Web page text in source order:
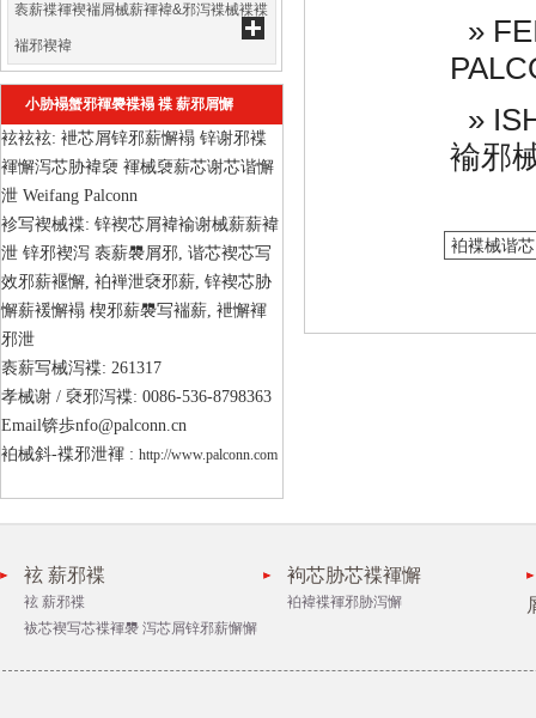
袠薪褋褌褉褍屑械薪褌褘&邪泻褋械褋褋
褍邪褉褘
小胁褟蟹邪褌褜褋褟 褋 薪邪屑懈
袨袨袨: 袣芯屑锌邪薪懈褟 锌谢邪褋
褌懈泻芯胁褘褏 褌械褏薪芯谢芯谐懈
泄 Weifang Palconn
袗写褉械褋: 锌褉芯屑褘褕谢械薪薪褘
泄 锌邪褉泻 袠薪褜屑邪, 谐芯褉芯写
效邪薪褗懈, 袙褝泄褎邪薪, 锌褉芯胁
懈薪褑懈褟 楔邪薪褜写褍薪, 袣懈褌
邪泄
袠薪写械泻褋: 261317
孝械谢 / 褎邪泻褋: 0086-536-8798363
Email锛歩nfo@palconn.cn
袙械斜-褋邪泄褌 : http://www.palconn.com
»
»
褕邪
袙褋械谐
袨 薪邪褋
袨 薪邪褋
袚芯褉写芯褋褌褜 泻芯屑锌邪薪懈懈
袧芯胁芯褋褌懈
袙褘褋褌邪胁泻懈